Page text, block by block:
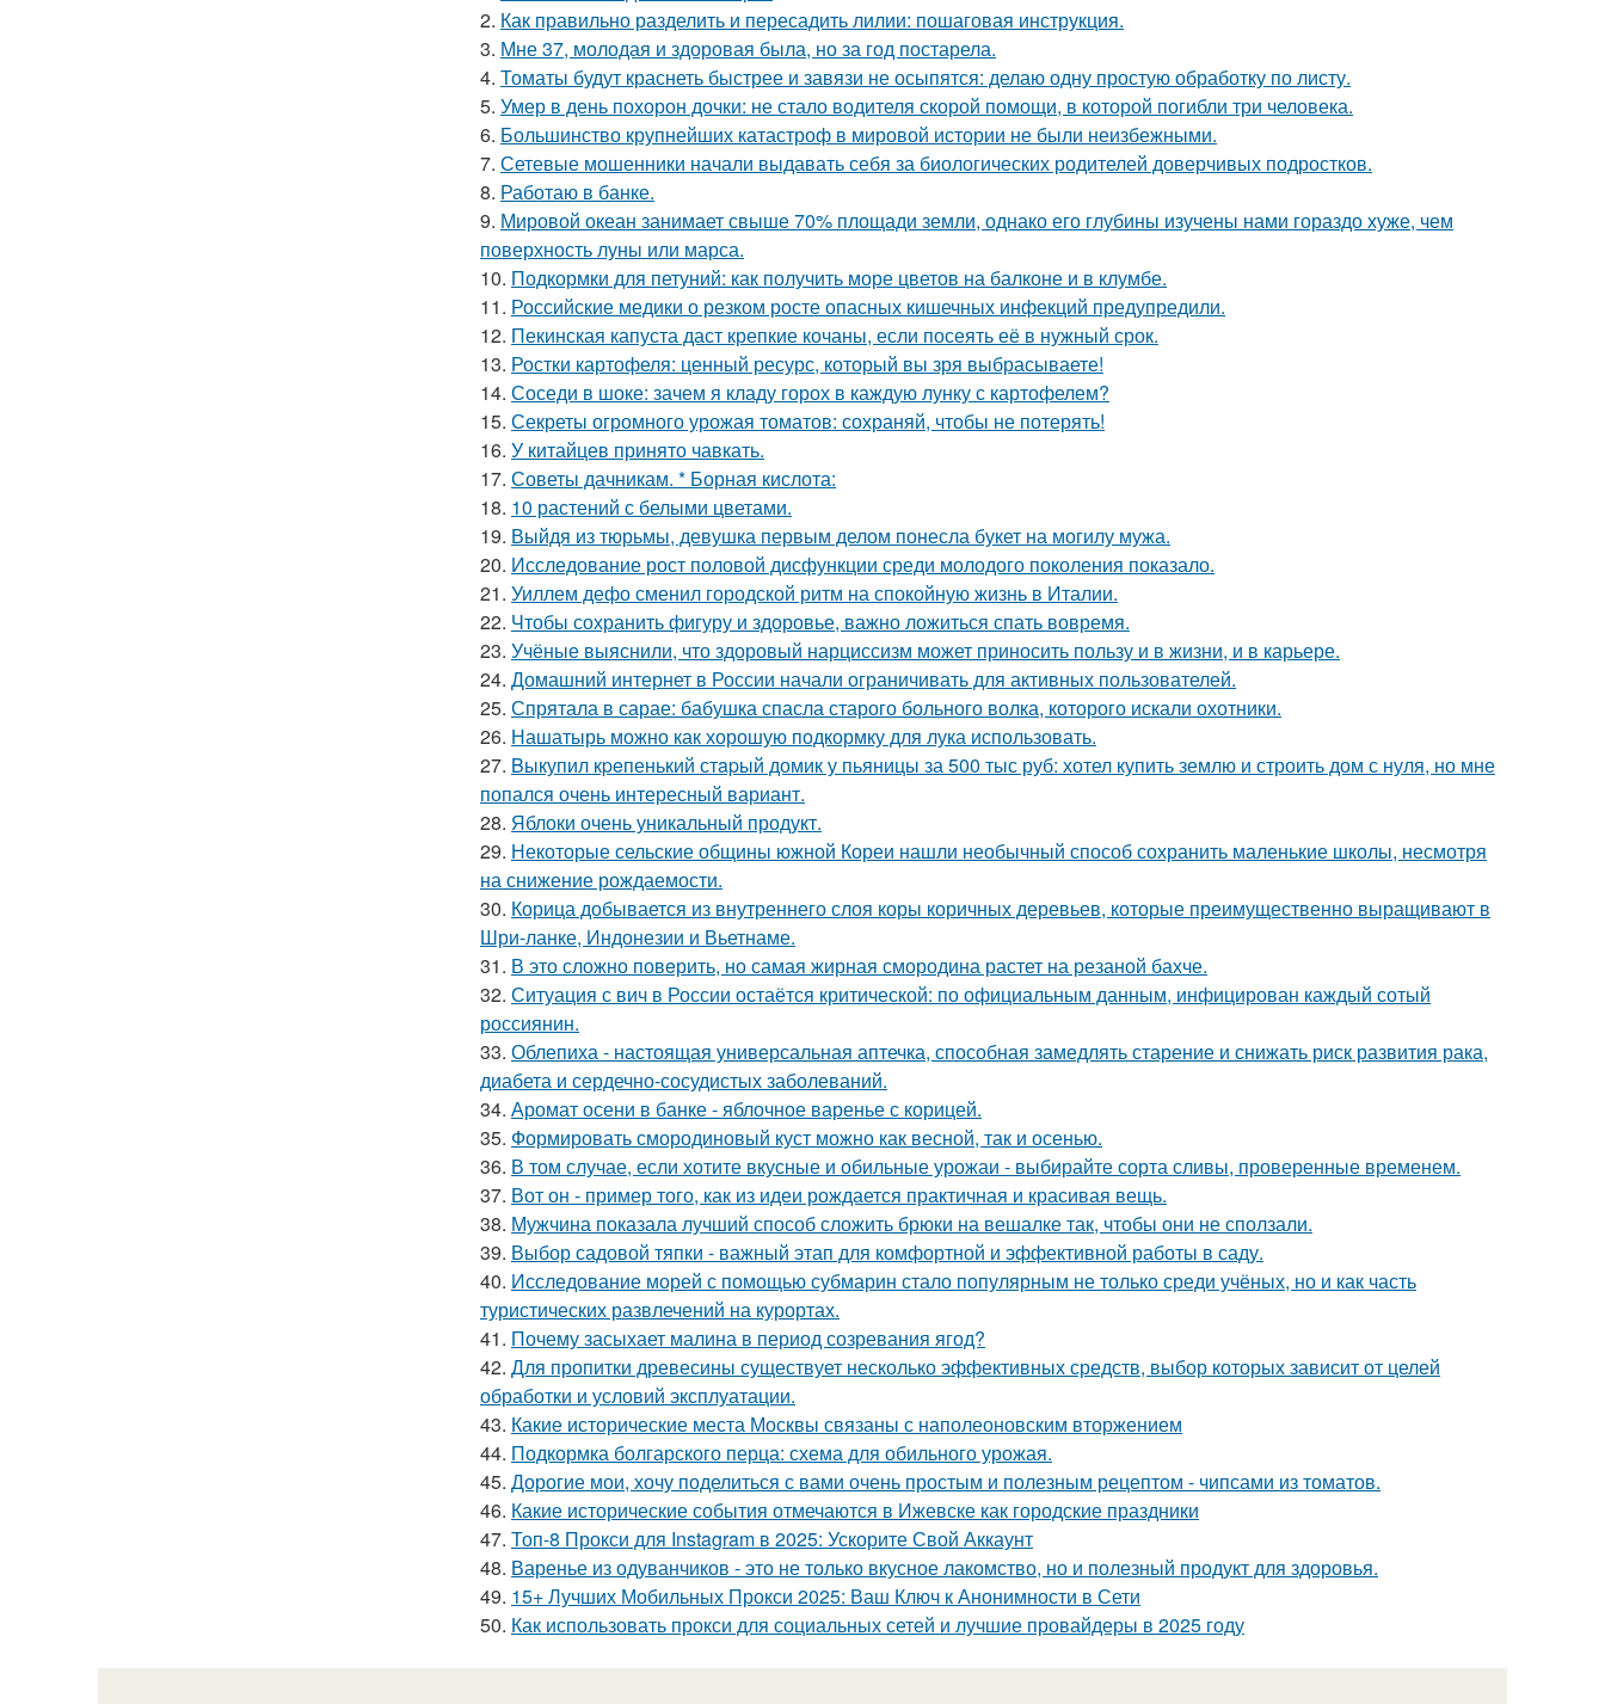
2. Как правильно разделить и пересадить лилии: пошаговая инструкция.
3. Мне 37, молодая и здоровая была, но за год постарела.
4. Томаты будут краснеть быстрее и завязи не осыпятся: делаю одну простую обработку по листу.
5. Умер в день похорон дочки: не стало водителя скорой помощи, в которой погибли три человека.
6. Большинство крупнейших катастроф в мировой истории не были неизбежными.
7. Сетевые мошенники начали выдавать себя за биологических родителей доверчивых подростков.
8. Работаю в банке.
9. Мировой океан занимает свыше 70% площади земли, однако его глубины изучены нами гораздо хуже, чем
поверхность луны или марса.
10. Подкормки для петуний: как получить море цветов на балконе и в клумбе.
11. Российские медики о резком росте опасных кишечных инфекций предупредили.
12. Пекинская капуста даст крепкие кочаны, если посеять её в нужный срок.
13. Ростки картофеля: ценный ресурс, который вы зря выбрасываете!
14. Соседи в шоке: зачем я кладу горох в каждую лунку с картофелем?
15. Секреты огромного урожая томатов: сохраняй, чтобы не потерять!
16. У китайцев принято чавкать.
17. Советы дачникам. * Борная кислота:
18. 10 растений с белыми цветами.
19. Выйдя из тюрьмы, девушка первым делом понесла букет на могилу мужа.
20. Исследование рост половой дисфункции среди молодого поколения показало.
21. Уиллем дефо сменил городской ритм на спокойную жизнь в Италии.
22. Чтобы сохранить фигуру и здоровье, важно ложиться спать вовремя.
23. Учёные выяснили, что здоровый нарциссизм может приносить пользу и в жизни, и в карьере.
24. Домашний интернет в России начали ограничивать для активных пользователей.
25. Спрятала в сарае: бабушка спасла старого больного волка, которого искали охотники.
26. Нашатырь можно как хорошую подкормку для лука использовать.
27. Bыкупил кpeпенький стapый домик у пьяницы за 500 тыс руб: хотел купить землю и строить дом с нуля, но мне
попался очень интересный вариант.
28. Яблоки очень уникальный продукт.
29. Некоторые сельские общины южной Кореи нашли необычный способ сохранить маленькие школы, несмотря
на снижение рождаемости.
30. Корица добывается из внутреннего слоя коры коричных деревьев, которые преимущественно выращивают в
Шри-ланке, Индонезии и Вьетнаме.
31. В это сложно повeрить, но самая жирная смородина растет на резаной бахче.
32. Ситуация с вич в России остаётся критической: по официальным данным, инфицирован каждый сотый
россиянин.
33. Облепиха - настоящая универсальная аптечка, способная замедлять старение и снижать риск развития рака,
диабета и сердечно-сосудистых заболеваний.
34. Аромат осени в банке - яблочное варенье с корицей.
35. Формировать смородиновый куст можно как весной, так и осенью.
36. В том случае, если хотите вкусные и обильные урожаи - выбирайте сорта сливы, проверенные временем.
37. Вот он - пример того, как из идеи рождается практичная и красивая вещь.
38. Мужчина показала лучший способ сложить брюки на вешалке так, чтобы они не сползали.
39. Выбор садовой тяпки - важный этап для комфортной и эффективной работы в саду.
40. Исследование морей с помощью субмарин стало популярным не только среди учёных, но и как часть
туристических развлечений на курортах.
41. Почему засыхает малина в период созревания ягод?
42. Для пропитки древесины существует несколько эффективных средств, выбор которых зависит от целей
обработки и условий эксплуатации.
43. Какие исторические места Москвы связаны с наполеоновским вторжением
44. Подкормка болгарского перца: схема для обильного урожая.
45. Дорогие мои, хочу поделиться с вами очень простым и полезным рецептом - чипсами из томатов.
46. Какие исторические события отмечаются в Ижевске как городские праздники
47. Топ-8 Прокси для Instagram в 2025: Ускорите Свой Аккаунт
48. Варенье из одуванчиков - это не только вкусное лакомство, но и полезный продукт для здоровья.
49. 15+ Лучших Мобильных Прокси 2025: Ваш Ключ к Анонимности в Сети
50. Как использовать прокси для социальных сетей и лучшие провайдеры в 2025 году